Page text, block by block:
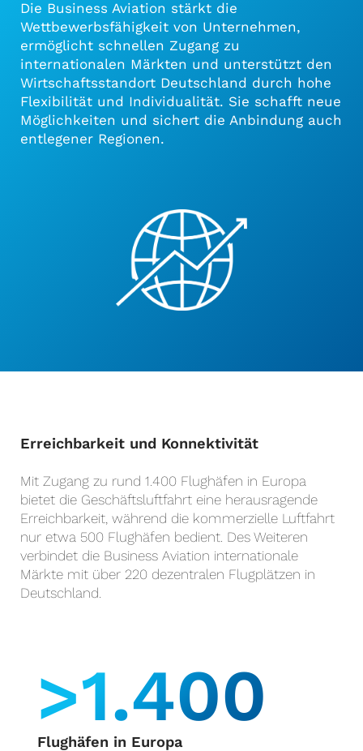
NACHHALTIGKEIT UND SOZIALE
VERANTWORTUNG
LEGAL FLIEGEN
Die Business Aviation stärkt die
Wettbewerbsfähigkeit von Unternehmen,
ermöglicht schnellen Zugang zu
internationalen Märkten und unterstützt den
Wirtschaftsstandort Deutschland durch hohe
Flexibilität und Individualität. Sie schafft neue
Möglichkeiten und sichert die Anbindung auch
entlegener Regionen.
Erreichbarkeit und Konnektivität
Mit Zugang zu rund 1.400 Flughäfen in Europa
bietet die Geschäftsluftfahrt eine herausragende
Erreichbarkeit, während die kommerzielle Luftfahrt
nur etwa 500 Flughäfen bedient. Des Weiteren
verbindet die Business Aviation internationale
Märkte mit über 220 dezentralen Flugplätzen in
Deutschland.
>1.400
Flughäfen in Europa